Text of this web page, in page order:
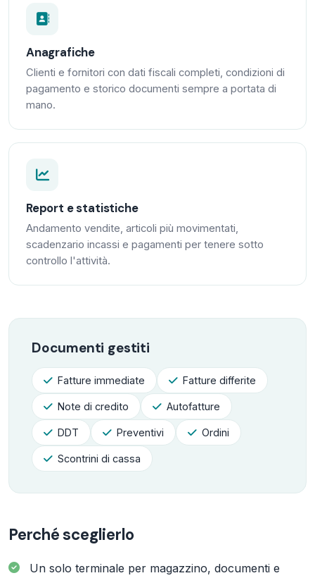
Anagrafiche
Clienti e fornitori con dati fiscali completi, condizioni di
pagamento e storico documenti sempre a portata di
mano.
Report e statistiche
Andamento vendite, articoli più movimentati,
scadenzario incassi e pagamenti per tenere sotto
controllo l'attività.
Documenti gestiti
Fatture immediate Fatture differite
Note di credito Autofatture
DDT Preventivi Ordini
Scontrini di cassa
Perché sceglierlo
Un solo terminale per magazzino, documenti e